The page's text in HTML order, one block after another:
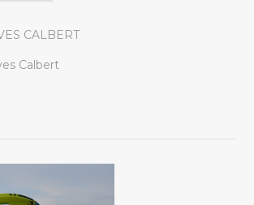
CALBERT
Calbert